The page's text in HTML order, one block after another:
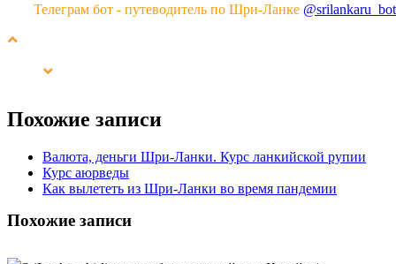
Телеграм бот - путеводитель по Шри-Ланке @srilankaru_bot
Похожие записи
Валюта, деньги Шри-Ланки. Курс ланкийской рупии
Курс аюрведы
Как вылететь из Шри-Ланки во время пандемии
Похожие записи